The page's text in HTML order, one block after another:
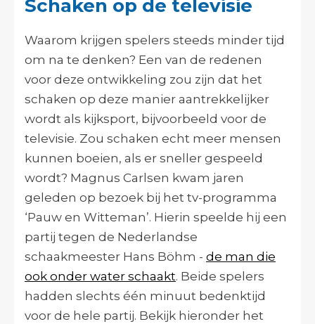
Schaken op de televisie
Waarom krijgen spelers steeds minder tijd
om na te denken? Een van de redenen
voor deze ontwikkeling zou zijn dat het
schaken op deze manier aantrekkelijker
wordt als kijksport, bijvoorbeeld voor de
televisie. Zou schaken echt meer mensen
kunnen boeien, als er sneller gespeeld
wordt? Magnus Carlsen kwam jaren
geleden op bezoek bij het tv-programma
‘Pauw en Witteman’. Hierin speelde hij een
partij tegen de Nederlandse
schaakmeester Hans Böhm - de man die
ook onder water schaakt. Beide spelers
hadden slechts één minuut bedenktijd
voor de hele partij. Bekijk hieronder het